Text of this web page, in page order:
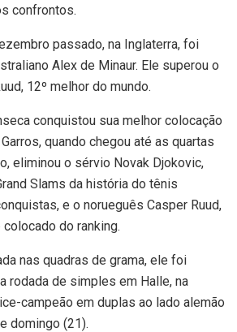
confrontos.
passado, na Inglaterra, foi
Alex de Minaur. Ele superou o
12º melhor do mundo.
conquistou sua melhor colocação
quando chegou até as quartas
eliminou o sérvio Novak Djokovic,
Slams da história do tênis
e o norueguês Casper Ruud,
do ranking.
nas quadras de grama, ele foi
rodada de simples em Halle, na
campeão em duplas ao lado alemão
domingo (21).